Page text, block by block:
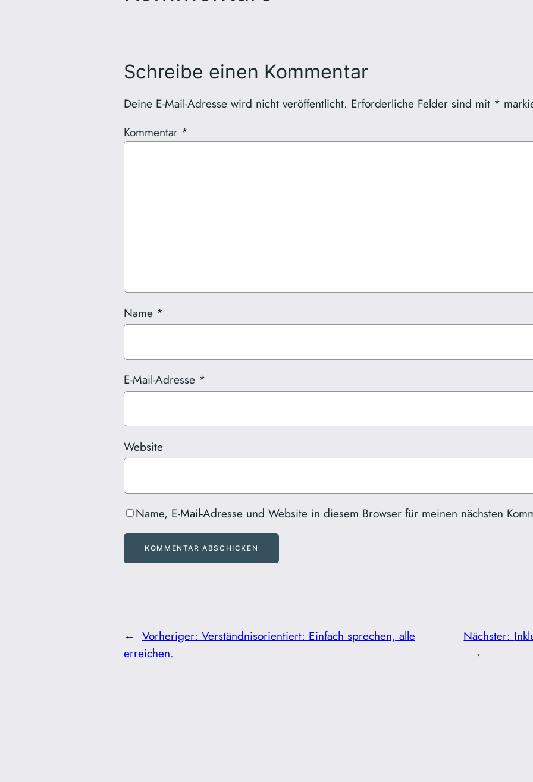
Schreibe einen Kommentar
Deine E-Mail-Adresse wird nicht veröffentlicht. Erforderliche Felder sind mit *
Kommentar *
Name *
E-Mail-Adresse *
Website
Name, E-Mail-Adresse und Website in diesem Browser für meinen nächsten
← Vorheriger: Verständnisorientiert: Einfach sprechen, alle
erreichen.
Nächster:
→